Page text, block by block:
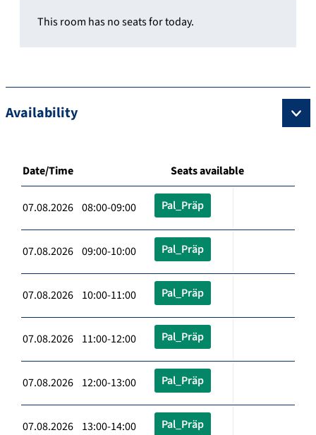
This room has no seats for today.
Availability
Date/Time Seats available
07.08.2026 08:00-09:00 Pal_Präp
07.08.2026 09:00-10:00 Pal_Präp
07.08.2026 10:00-11:00 Pal_Präp
07.08.2026 11:00-12:00 Pal_Präp
07.08.2026 12:00-13:00 Pal_Präp
07.08.2026 13:00-14:00 Pal_Präp